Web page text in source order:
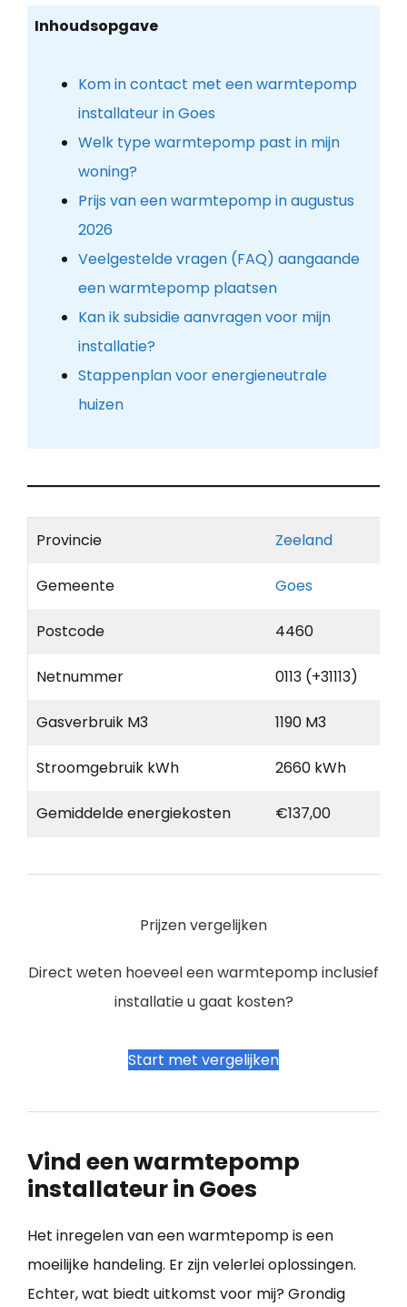
Inhoudsopgave
Kom in contact met een warmtepomp
installateur in Goes
Welk type warmtepomp past in mijn
woning?
Prijs van een warmtepomp in augustus
2026
Veelgestelde vragen (FAQ) aangaande
een warmtepomp plaatsen
Kan ik subsidie aanvragen voor mijn
installatie?
Stappenplan voor energieneutrale
huizen
Provincie Zeeland
Gemeente Goes
Postcode 4460
Netnummer 0113 (+31113)
Gasverbruik M3 1190 M3
Stroomgebruik kWh 2660 kWh
Gemiddelde energiekosten €137,00
Prijzen vergelijken
Direct weten hoeveel een warmtepomp inclusief
installatie u gaat kosten?
Start met vergelijken
Vind een warmtepomp
installateur in Goes
Het inregelen van een warmtepomp is een
moeilijke handeling. Er zijn velerlei oplossingen.
Echter, wat biedt uitkomst voor mij? Grondig